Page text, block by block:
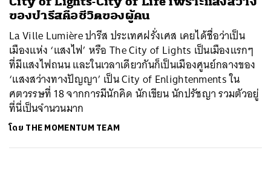
ของปารีสคือชีวิตของผู้คน
La Ville Lumière ปารีส ประเทศฝรั่งเศส เคยได้ชื่อว่าเป็น
เมืองแห่ง ‘แสงไฟ’ หรือ The City of Lights เป็นเมืองแรกๆ
ที่มีแสงไฟถนน และในเวลาเดียวกันก็เป็นเมืองศูนย์กลางของ
‘แสงสว่างทางปัญญา’ เป็น City of Enlightenments ใน
ศตวรรษที่ 18 จากการมีนักคิด นักเขียน นักปรัชญา รวมตัวอยู่
ที่นี่เป็นจำนวนมาก
โดย THE MOMENTUM TEAM